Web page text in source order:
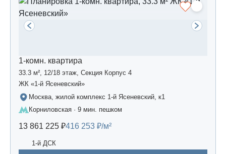
1-комн. квартира
33.3 м², 12/18 этаж, Секция Корпус 4
ЖК «1-й Ясеневский»
Москва, жилой комплекс 1-й Ясеневский, к1
Корниловская · 9 мин. пешком
13 861 225 ₽416 253 ₽/м²
1-й ДСК